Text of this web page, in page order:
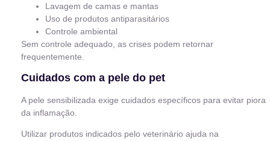
Lavagem de camas e mantas
Uso de produtos antiparasitários
Controle ambiental
Sem controle adequado, as crises podem retornar
frequentemente.
Cuidados com a pele do pet
A pele sensibilizada exige cuidados específicos para evitar piora
da inflamação.
Utilizar produtos indicados pelo veterinário ajuda na